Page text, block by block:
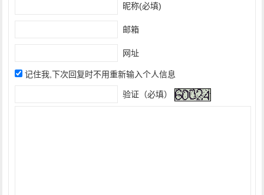
昵称(必填)
邮箱
网址
记住我,下次回复时不用重新输入个人信息
验证（必填）